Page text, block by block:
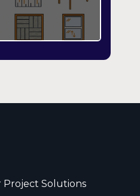
Solutions